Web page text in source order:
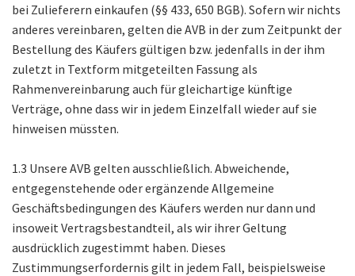
bei Zulieferern einkaufen (§§ 433, 650 BGB). Sofern wir nichts
anderes vereinbaren, gelten die AVB in der zum Zeitpunkt der
Bestellung des Käufers gültigen bzw. jedenfalls in der ihm
zuletzt in Textform mitgeteilten Fassung als
Rahmenvereinbarung auch für gleichartige künftige
Verträge, ohne dass wir in jedem Einzelfall wieder auf sie
hinweisen müssten.
1.3 Unsere AVB gelten ausschließlich. Abweichende,
entgegenstehende oder ergänzende Allgemeine
Geschäftsbedingungen des Käufers werden nur dann und
insoweit Vertragsbestandteil, als wir ihrer Geltung
ausdrücklich zugestimmt haben. Dieses
Zustimmungserfordernis gilt in jedem Fall, beispielsweise